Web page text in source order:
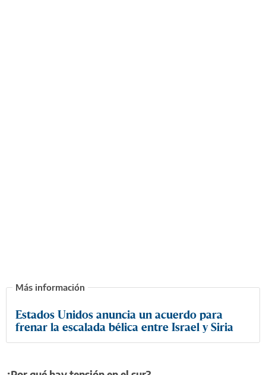
Estados Unidos anuncia un acuerdo para
frenar la escalada bélica entre Israel y Siria